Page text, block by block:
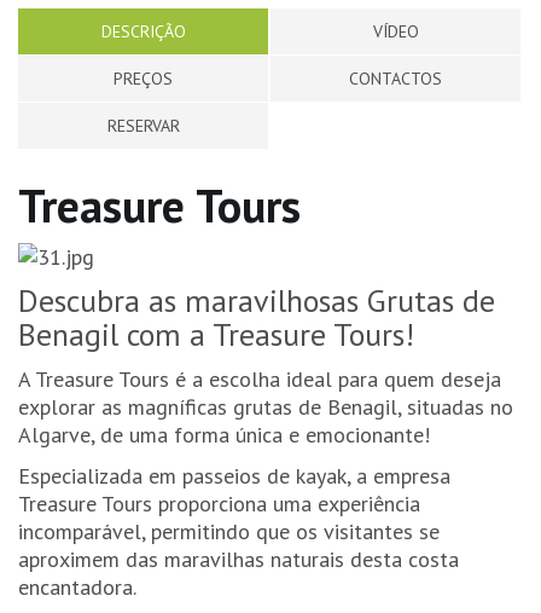
DESCRIÇÃO VÍDEO
PREÇOS CONTACTOS
RESERVAR
Treasure Tours
Descubra as maravilhosas Grutas de
Benagil com a Treasure Tours!
A Treasure Tours é a escolha ideal para quem deseja
explorar as magníficas grutas de Benagil, situadas no
Algarve, de uma forma única e emocionante!
Especializada em passeios de kayak, a empresa
Treasure Tours proporciona uma experiência
incomparável, permitindo que os visitantes se
aproximem das maravilhas naturais desta costa
encantadora.